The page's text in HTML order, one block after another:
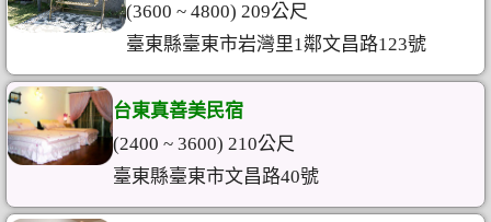
(3600 ~ 4800) 209公尺
臺東縣臺東市岩灣里1鄰文昌路123號
台東真善美民宿
(2400 ~ 3600) 210公尺
臺東縣臺東市文昌路40號